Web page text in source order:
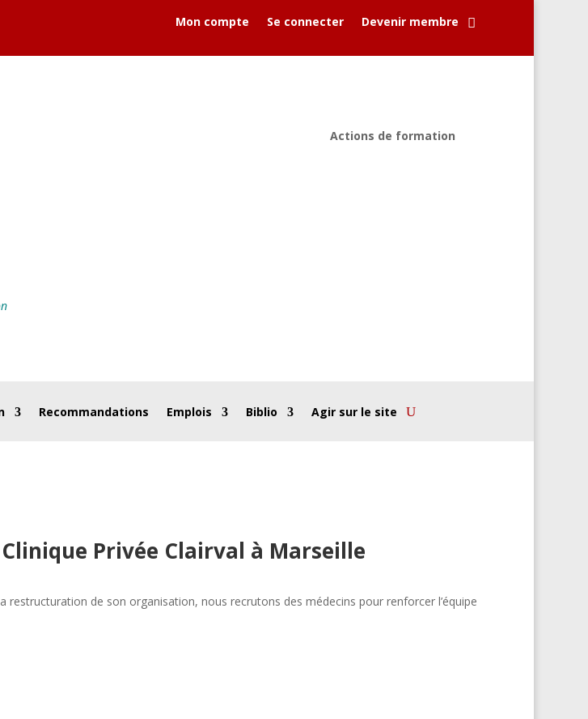
Mon compte Se connecter Devenir membre
Actions de formation
Recommandations Emplois Biblio Agir sur le site
Clinique Privée Clairval à Marseille
de son organisation, nous recrutons des médecins pour renforcer l’équipe